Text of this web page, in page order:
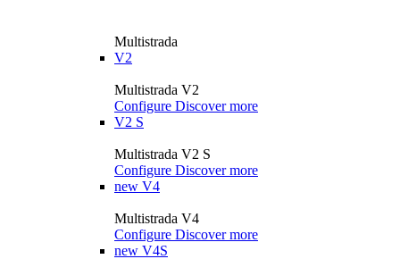
Multistrada
V2
Multistrada V2
Configure Discover more
V2 S
Multistrada V2 S
Configure Discover more
new V4
Multistrada V4
Configure Discover more
new V4S